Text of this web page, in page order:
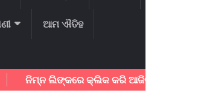
ଆମ ଐତିହ
ଲିଙ୍କରେ କ୍ଲିକ କରି ଆଜିର ଇ – ପେପର ଡାଉନ